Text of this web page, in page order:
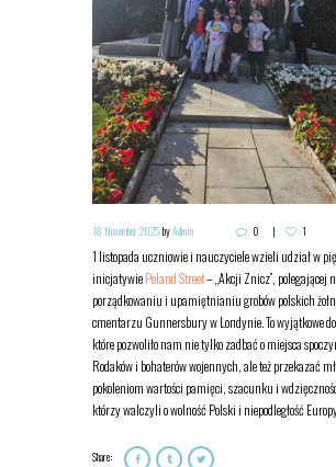
18 November 2025 byAdmin 0 1
1 listopada uczniowie i nauczyciele wzieli udział w
inicjatywiePoland Street– „Akcji Znicz”, polegającej
porządkowaniu i upamiętnianiu grobów polskich
cmentarzu Gunnersbury w Londynie. To wyjątkowe
które pozwoliło nam nie tylko zadbać o miejsca
Rodaków i bohaterów wojennych, ale też przekazać
pokoleniom wartości pamięci, szacunku i
którzy walczyli o wolność Polski i niepodległość
Share: